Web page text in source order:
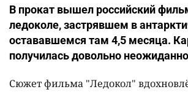
В прокат вышел российский
ледоколе, застрявшем в
остававшемся там 4,5 месяца.
получилась довольно
Сюжет фильма "Ледокол"